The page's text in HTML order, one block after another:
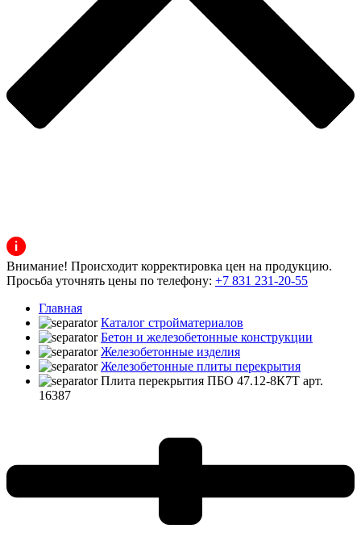
Внимание! Происходит корректировка цен на продукцию.
Просьба уточнять цены по телефону: +7 831 231-20-55
Главная
Каталог стройматериалов
Бетон и железобетонные конструкции
Железобетонные изделия
Железобетонные плиты перекрытия
Плита перекрытия ПБО 47.12-8К7Т арт.
16387